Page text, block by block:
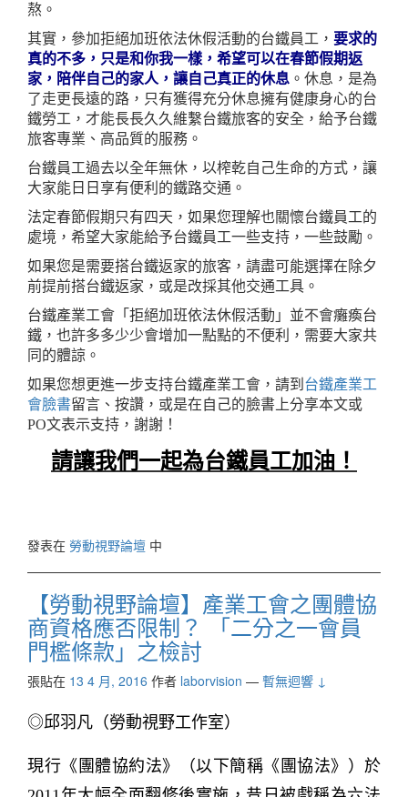
熬。
其實，參加拒絕加班依法休假活動的台鐵員工， 要求的
真的不多，只是和你我一樣，希望可以在春節假期返
家，陪伴自己的家人，讓自己真正的休息 。休息，是為
了走更長遠的路，只有獲得充分休息擁有健康身心的台
鐵勞工，才能長長久久維繫台鐵旅客的安全，給予台鐵
旅客專業、高品質的服務。
台鐵員工過去以全年無休，以榨乾自己生命的方式，讓
大家能日日享有便利的鐵路交通。
法定春節假期只有四天，如果您理解也關懷台鐵員工的
處境，希望大家能給予台鐵員工一些支持，一些鼓勵。
如果您是需要搭台鐵返家的旅客，請盡可能選擇在除夕
前提前搭台鐵返家，或是改採其他交通工具。
台鐵產業工會「拒絕加班依法休假活動」並不會癱瘓台
鐵，也許多多少少會增加一點點的不便利，需要大家共
同的體諒。
如果您想更進一步支持台鐵產業工會，請到 台鐵產業工
會臉書留言、按讚，或是在自己的臉書上分享本文或
PO文表示支持，謝謝！
請讓我們一起為台鐵員工加油！
發表在 勞動視野論壇 中
【勞動視野論壇】產業工會之團體協
商資格應否限制？ 「二分之一會員
門檻條款」之檢討
張貼在 13 4 月, 2016 作者 laborvision — 暫無迴響 ↓
◎邱羽凡（勞動視野工作室）
現行《團體協約法》（以下簡稱《團協法》）於